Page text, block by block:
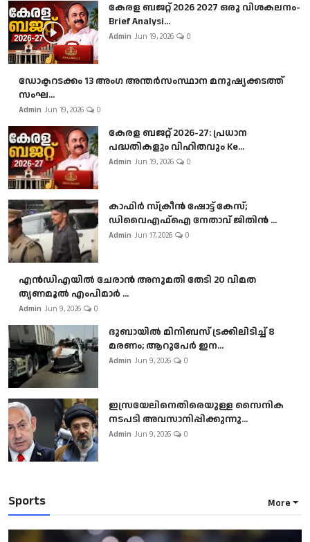
കേരള ബജറ്റ് 2026 2027 ഒരു വിശകലനം-
Brief Analysi...
Admin Jun 19, 2026 0
ഡോക്ടറടക്കം 13 അംഗ അന്തർസംസ്ഥാന മനുഷ്യക്കടത്ത്
സംഘ...
Admin Jun 19, 2026 0
കേരള ബജറ്റ് 2026-27: പ്രധാന
പദ്ധതികളും വിഹിതവും Ke...
Admin Jun 19, 2026 0
കാഫിർ സ്‌ക്രീൻ ഷോട്ട് കേസ്;
ഡിവൈഎഫ്ഐ നേതാവ് ജിതിൻ ...
Admin Jun 17, 2026 0
എൻഡിഎയിൽ ചേരാൻ അനുമതി തേടി 20 വിമത
തൃണമൂൽ എംപിമാർ ...
Admin Jun 9, 2026 0
ദുബായിൽ മിനിബസ്​ ട്രക്കിലിടിച്ച് 8
മരണം; ആറുപേർ ഇന...
Admin Jun 9, 2026 0
ഇസ്രയേലിനെതിരെയുള്ള സൈനിക
നടപടി അവസാനിപ്പിക്കുന്നു...
Admin Jun 9, 2026 0
Sports More